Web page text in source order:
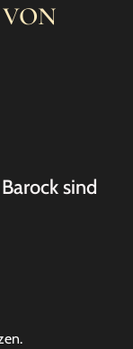
sind